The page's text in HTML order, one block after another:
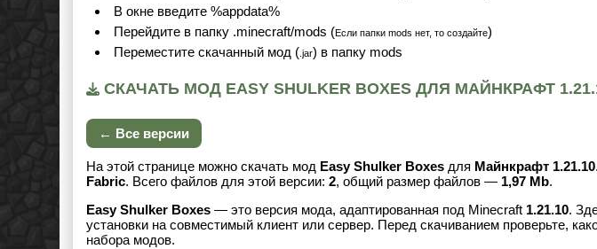
В окне введите %appdata%
Перейдите в папку .minecraft/mods (Если папки mods нет, то создайте)
Переместите скачанный мод ( .jar) в папку mods
СКАЧАТЬ МОД EASY SHULKER BOXES ДЛЯ МАЙНКРАФТ
← Все версии
На этой странице можно скачать мод Easy Shulker Boxes для Майнкрафт 1.21.10
Fabric. Всего файлов для этой версии: 2, общий размер файлов — 1,97 Mb.
Easy Shulker Boxes — это версия мода, адаптированная под Minecraft 1.21.10.
установки на совместимый клиент или сервер. Перед скачиванием проверьте,
набора модов.